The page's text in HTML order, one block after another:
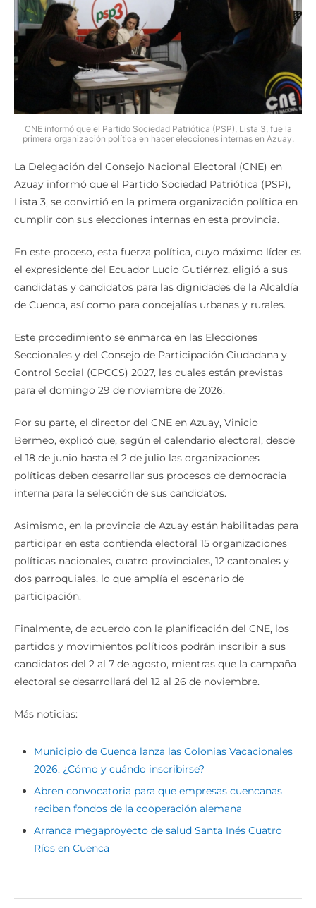
CNE informó que el Partido Sociedad Patriótica (PSP), Lista 3, fue la
primera organización política en hacer elecciones internas en Azuay.
La Delegación del Consejo Nacional Electoral (CNE) en
Azuay informó que el Partido Sociedad Patriótica (PSP),
Lista 3, se convirtió en la primera organización política en
cumplir con sus elecciones internas en esta provincia.
En este proceso, esta fuerza política, cuyo máximo líder es
el expresidente del Ecuador Lucio Gutiérrez, eligió a sus
candidatas y candidatos para las dignidades de la Alcaldía
de Cuenca, así como para concejalías urbanas y rurales.
Este procedimiento se enmarca en las Elecciones
Seccionales y del Consejo de Participación Ciudadana y
Control Social (CPCCS) 2027, las cuales están previstas
para el domingo 29 de noviembre de 2026.
Por su parte, el director del CNE en Azuay, Vinicio
Bermeo, explicó que, según el calendario electoral, desde
el 18 de junio hasta el 2 de julio las organizaciones
políticas deben desarrollar sus procesos de democracia
interna para la selección de sus candidatos.
Asimismo, en la provincia de Azuay están habilitadas para
participar en esta contienda electoral 15 organizaciones
políticas nacionales, cuatro provinciales, 12 cantonales y
dos parroquiales, lo que amplía el escenario de
participación.
Finalmente, de acuerdo con la planificación del CNE, los
partidos y movimientos políticos podrán inscribir a sus
candidatos del 2 al 7 de agosto, mientras que la campaña
electoral se desarrollará del 12 al 26 de noviembre.
Más noticias:
Municipio de Cuenca lanza las Colonias Vacacionales
2026. ¿Cómo y cuándo inscribirse?
Abren convocatoria para que empresas cuencanas
reciban fondos de la cooperación alemana
Arranca megaproyecto de salud Santa Inés Cuatro
Ríos en Cuenca